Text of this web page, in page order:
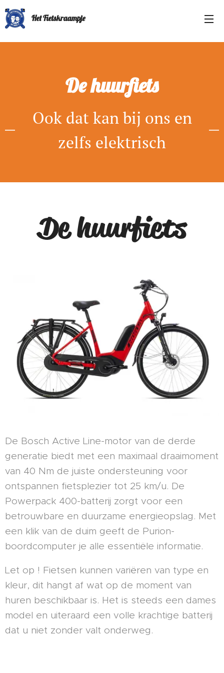
Het Fietskraampje
De huurfiets
Ook dat kan bij ons en
zelfs elektrisch
De huurfiets
De Bosch Active Line-motor van de derde
generatie biedt met een maximaal draaimoment
van 40 Nm de juiste ondersteuning voor
ontspannen fietsplezier tot 25 km/u. De
Powerpack 400-batterij zorgt voor een
betrouwbare en duurzame energieopslag. Met
een klik van de duim geeft de Purion-
boordcomputer je alle essentiële informatie.
Let op ! Fietsen kunnen variëren van type en
kleur, dit hangt af wat op de moment van
huren beschikbaar is. Het is steeds een dames
model en uiteraard een volle krachtige batterij
dat u niet zonder valt onderweg.